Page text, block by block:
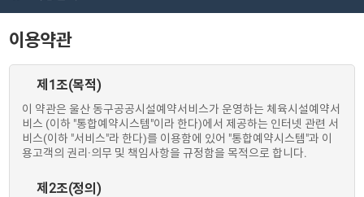
이용약관
제1조(목적)
이 약관은 울산 동구공공시설예약서비스가 운영하는 체육시설예약서
비스 (이하 "통합예약시스템"이라 한다)에서 제공하는 인터넷 관련 서
비스(이하 "서비스"라 한다)를 이용함에 있어 "통합예약시스템"과 이
용고객의 권리·의무 및 책임사항을 규정함을 목적으로 합니다.
제2조(정의)